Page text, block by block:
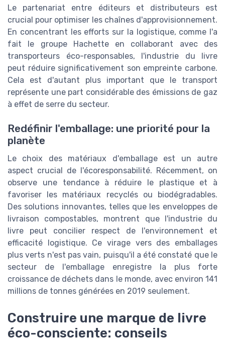
Le partenariat entre éditeurs et distributeurs est
crucial pour optimiser les chaînes d'approvisionnement.
En concentrant les efforts sur la logistique, comme l'a
fait le groupe Hachette en collaborant avec des
transporteurs éco-responsables, l'industrie du livre
peut réduire significativement son empreinte carbone.
Cela est d'autant plus important que le transport
représente une part considérable des émissions de gaz
à effet de serre du secteur.
Redéfinir l'emballage: une priorité pour la
planète
Le choix des matériaux d'emballage est un autre
aspect crucial de l'écoresponsabilité. Récemment, on
observe une tendance à réduire le plastique et à
favoriser les matériaux recyclés ou biodégradables.
Des solutions innovantes, telles que les enveloppes de
livraison compostables, montrent que l'industrie du
livre peut concilier respect de l'environnement et
efficacité logistique. Ce virage vers des emballages
plus verts n'est pas vain, puisqu'il a été constaté que le
secteur de l'emballage enregistre la plus forte
croissance de déchets dans le monde, avec environ 141
millions de tonnes générées en 2019 seulement.
Construire une marque de livre
éco-consciente: conseils